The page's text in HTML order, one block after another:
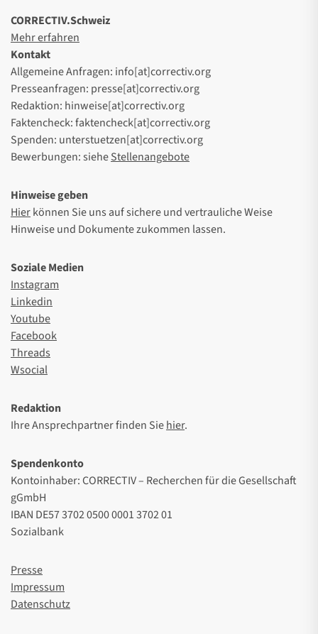
CORRECTIV.Schweiz
Mehr erfahren
Kontakt
Allgemeine Anfragen: info[at]correctiv.org
Presseanfragen: presse[at]correctiv.org
Redaktion: hinweise[at]correctiv.org
Faktencheck: faktencheck[at]correctiv.org
Spenden: unterstuetzen[at]correctiv.org
Bewerbungen: sieheStellenangebote
Hinweise geben
Hierkönnen Sie uns auf sichere und vertrauliche Weise
Hinweise und Dokumente zukommen lassen.
Soziale Medien
Instagram
Linkedin
Youtube
Facebook
Threads
Wsocial
Redaktion
Ihre Ansprechpartner finden Siehier.
Spendenkonto
Kontoinhaber: CORRECTIV – Recherchen für die Gesellschaft
gGmbH
IBAN DE57 3702 0500 0001 3702 01
Sozialbank
Presse
Impressum
Datenschutz